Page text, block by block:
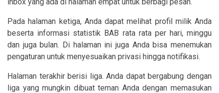
Pada halaman ketiga, Anda dapat melihat profil milik Anda
beserta informasi statistik BAB rata rata per hari, minggu
dan juga bulan. Di halaman ini juga Anda bisa menemukan
pengaturan untuk menyesuaikan privasi hingga notifikasi.
Halaman terakhir berisi liga. Anda dapat bergabung dengan
liga yang mungkin dibuat teman Anda dengan memasukan